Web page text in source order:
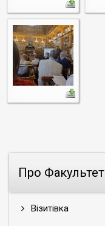
Про Факультет
Візитівка